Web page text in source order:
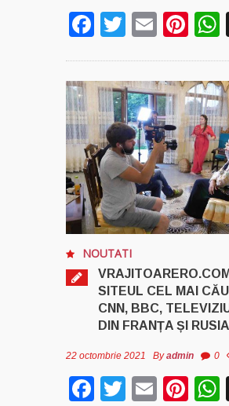
Facebook
Twitter
Email
NOUTATI
SITEUL CEL MAI
CNN, BBC,
DIN FRANȚA ȘI RUSIA
22 octombrie 2021 Byadmin 0
Facebook
Twitter
Email